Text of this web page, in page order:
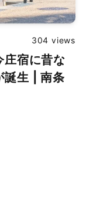
発信情報サイト
304 views
宿に昔な
誕生 | 南条